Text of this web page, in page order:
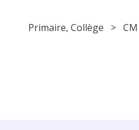
Primaire, Collège >